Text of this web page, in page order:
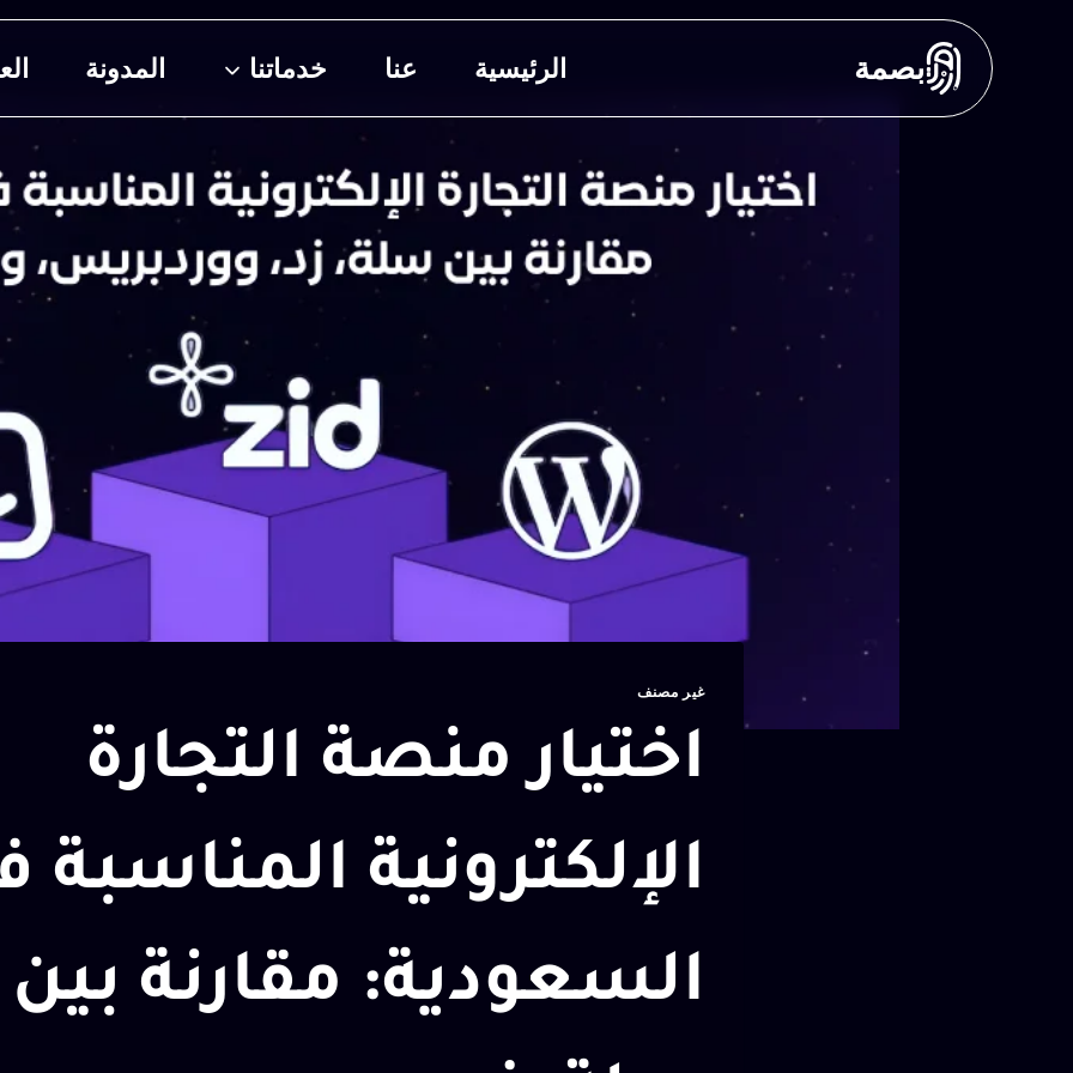
بصمة الرئيسية عنا خدماتنا المدونة
غير مصنف
اختيار منصة التجارة
الإلكترونية المناسبة
السعودية: مقارنة بين